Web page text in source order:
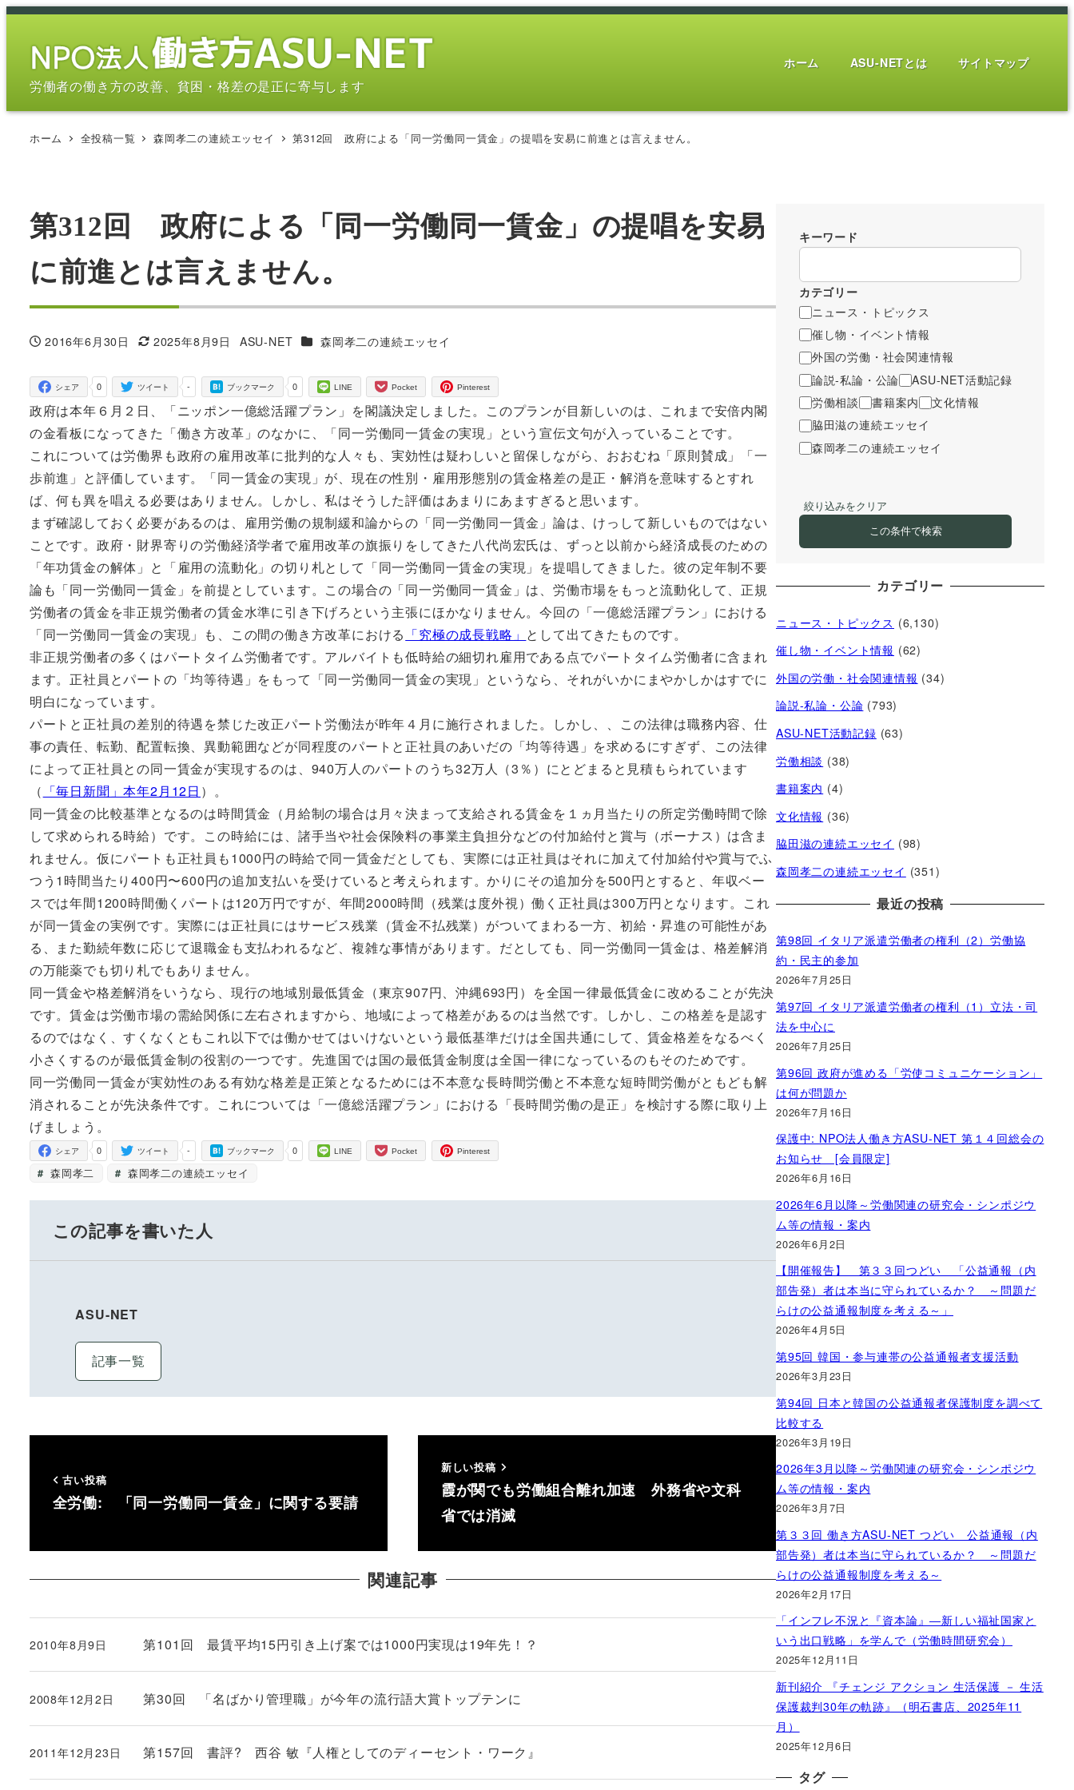
メ
労働者の働き方の改善、貧困・格差の是正に寄与します
ホーム ASU-NETとは サイトマップ
ホーム 全投稿一覧 森岡孝二の連続エッセイ 第312回 政府による「同一労働同一賃金」の提唱を安易に前進とは言えません。
第312回 政府による「同一労働同一賃金」の提唱を安易
に前進とは言えません。
投稿日
2016年6月30日
更新日
2025年8月9日
著
ASU-NET カテゴリー
森岡孝二の連続エッセイ
0
シェア -
ツイート 0
ブックマーク LINE Pocket Pinterest
政府は本年６月２日、「ニッポン一億総活躍プラン」を閣議決定しました。このプランが目新しいのは、これまで安倍内閣
の金看板になってきた「働き方改革」のなかに、「同一労働同一賃金の実現」という宣伝文句が入っていることです。
これについては労働界も政府の雇用改革に批判的な人々も、実効性は疑わしいと留保しながら、おおむね「原則賛成」「一
歩前進」と評価しています。「同一賃金の実現」が、現在の性別・雇用形態別の賃金格差の是正・解消を意味するとすれ
ば、何も異を唱える必要はありません。しかし、私はそうした評価はあまりにあますぎると思います。
まず確認しておく必要があるのは、雇用労働の規制緩和論からの「同一労働同一賃金」論は、けっして新しいものではない
ことです。政府・財界寄りの労働経済学者で雇用改革の旗振りをしてきた八代尚宏氏は、ずっと以前から経済成長のための
「年功賃金の解体」と「雇用の流動化」の切り札として「同一労働同一賃金の実現」を提唱してきました。彼の定年制不要
論も「同一労働同一賃金」を前提としています。この場合の「同一労働同一賃金」は、労働市場をもっと流動化して、正規
労働者の賃金を非正規労働者の賃金水準に引き下げろという主張にほかなりません。今回の「一億総活躍プラン」における
「同一労働同一賃金の実現」も、この間の働き方改革における 「究極の成長戦略」 として出てきたものです。
非正規労働者の多くはパートタイム労働者です。アルバイトも低時給の細切れ雇用である点でパートタイム労働者に含まれ
ます。正社員とパートの「均等待遇」をもって「同一労働同一賃金の実現」というなら、それがいかにまやかしかはすでに
明白になっています。
パートと正社員の差別的待遇を禁じた改正パート労働法が昨年４月に施行されました。しかし、、この法律は職務内容、仕
事の責任、転勤、配置転換、異動範囲などが同程度のパートと正社員のあいだの「均等待遇」を求めるにすぎず、この法律
によって正社員との同一賃金が実現するのは、940万人のパートのうち32万人（3％）にとどまると見積もられています
（ 「毎日新聞」本年2月12日 ）。
同一賃金の比較基準となるのは時間賃金（月給制の場合は月々決まって支給される賃金を１ヵ月当たりの所定労働時間で除
して求められる時給）です。この時給には、諸手当や社会保険料の事業主負担分などの付加給付と賞与（ボーナス）は含ま
れません。仮にパートも正社員も1000円の時給で同一賃金だとしても、実際には正社員はそれに加えて付加給付や賞与でふ
つう1時間当たり400円〜600円の追加支払いを受けていると考えられます。かりにその追加分を500円とすると、年収ベー
スでは年間1200時間働くパートは120万円ですが、年間2000時間（残業は度外視）働く正社員は300万円となります。これ
が同一賃金の実例です。実際には正社員にはサービス残業（賃金不払残業）がついてまわる一方、初給・昇進の可能性があ
る、また勤続年数に応じて退職金も支払われるなど、複雑な事情があります。だとしても、同一労働同一賃金は、格差解消
の万能薬でも切り札でもありません。
同一賃金や格差解消をいうなら、現行の地域別最低賃金（東京907円、沖縄693円）を全国一律最低賃金に改めることが先決
です。賃金は労働市場の需給関係に左右されますから、地域によって格差があるのは当然です。しかし、この格差を是認す
るのではなく、すくなくともこれ以下では働かせてはいけないという最低基準だけは全国共通にして、賃金格差をなるべく
小さくするのが最低賃金制の役割の一つです。先進国では国の最低賃金制度は全国一律になっているのもそのためです。
同一労働同一賃金が実効性のある有効な格差是正策となるためには不本意な長時間労働と不本意な短時間労働がともども解
消されることが先決条件です。これについては「一億総活躍プラン」における「長時間労働の是正」を検討する際に取り上
げましょう。
0
シェア -
ツイート 0
ブックマーク LINE Pocket Pinterest
森岡孝二 森岡孝二の連続エッセイ
この記事を書いた人
ASU-NET
記事一覧
古い投稿
全労働: 「同一労働同一賃金」に関する要請
新しい投稿
霞が関でも労働組合離れ加速 外務省や文科
省では消滅
関連記事
第101回 最賃平均15円引き上げ案では1000円実現は19年先！？
投稿日
2010年8月9日
第30回 「名ばかり管理職」が今年の流行語大賞トップテンに
投稿日
2008年12月2日
第157回 書評? 西谷 敏『人権としてのディーセント・ワーク』
投稿日
2011年12月23日
キーワード
カテゴリー
ニュース・トピックス
催し物・イベント情報
外国の労働・社会関連情報
論説-私論・公論
ASU-NET活動記録
労働相談
書籍案内
文化情報
脇田滋の連続エッセイ
森岡孝二の連続エッセイ
絞り込みをクリア
この条件で検索
カテゴリー
ニュース・トピックス (6,130)
催し物・イベント情報 (62)
外国の労働・社会関連情報 (34)
論説-私論・公論 (793)
ASU-NET活動記録 (63)
労働相談 (38)
書籍案内 (4)
文化情報 (36)
脇田滋の連続エッセイ (98)
森岡孝二の連続エッセイ (351)
最近の投稿
第98回 イタリア派遣労働者の権利（2）労働協
約・民主的参加
2026年7月25日
第97回 イタリア派遣労働者の権利（1）立法・司
法を中心に
2026年7月25日
第96回 政府が進める「労使コミュニケーション」
は何が問題か
2026年7月16日
保護中: NPO法人働き方ASU-NET 第１４回総会の
お知らせ [会員限定]
2026年6月16日
2026年6月以降～労働関連の研究会・シンポジウ
ム等の情報・案内
2026年6月2日
【開催報告】 第３３回つどい 「公益通報（内
部告発）者は本当に守られているか？ ～問題だ
らけの公益通報制度を考える～」
2026年4月5日
第95回 韓国・参与連帯の公益通報者支援活動
2026年3月23日
第94回 日本と韓国の公益通報者保護制度を調べて
比較する
2026年3月19日
2026年3月以降～労働関連の研究会・シンポジウ
ム等の情報・案内
2026年3月7日
第３３回 働き方ASU-NET つどい 公益通報（内
部告発）者は本当に守られているか？ ～問題だ
らけの公益通報制度を考える～
2026年2月17日
「インフレ不況と『資本論』―新しい福祉国家と
いう出口戦略」を学んで（労働時間研究会）
2025年12月11日
新刊紹介 『チェンジ アクション 生活保護 － 生活
保護裁判30年の軌跡』（明石書店、2025年11
月）
2025年12月6日
タグ